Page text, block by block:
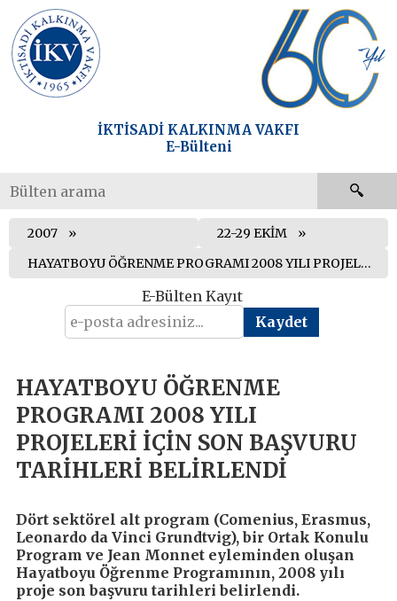
İKTİSADİ KALKINMA VAKFI
E-Bülteni
2007
22-29 EKİM
HAYATBOYU ÖĞRENME PROGRAMI 2008 YILI PROJELERİ İÇİN SON BAŞVURU TARİHLERİ BELİRLENDİ
E-Bülten Kayıt
HAYATBOYU ÖĞRENME
PROGRAMI 2008 YILI
PROJELERİ İÇİN SON BAŞVURU
TARİHLERİ BELİRLENDİ
Dört sektörel alt program (Comenius, Erasmus,
Leonardo da Vinci Grundtvig), bir Ortak Konulu
Program ve Jean Monnet eyleminden oluşan
Hayatboyu Öğrenme Programının, 2008 yılı
proje son başvuru tarihleri belirlendi.